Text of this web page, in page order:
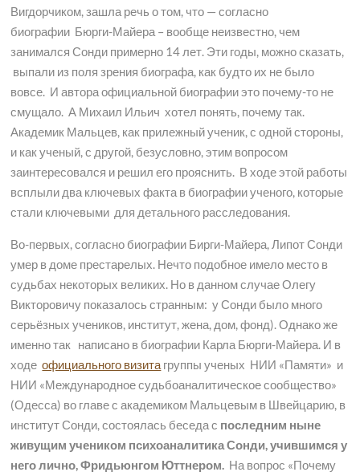
Вигдорчиком, зашла речь о том, что — согласно
биографии Бюрги-Майера – вообще неизвестно, чем
занимался Сонди примерно 14 лет. Эти годы, можно сказать,
выпали из поля зрения биографа, как будто их не было
вовсе. И автора официальной биографии это почему-то не
смущало. А Михаил Ильич хотел понять, почему так.
Академик Мальцев, как прилежный ученик, с одной стороны,
и как ученый, с другой, безусловно, этим вопросом
заинтересовался и решил его прояснить. В ходе этой работы
всплыли два ключевых факта в биографии ученого, которые
стали ключевыми для детального расследования.
Во-первых, согласно биографии Бирги-Майера, Липот Сонди
умер в доме престарелых. Нечто подобное имело место в
судьбах некоторых великих. Но в данном случае Олегу
Викторовичу показалось странным: у Сонди было много
серьёзных учеников, институт, жена, дом, фонд). Однако же
именно так написано в биографии Карла Бюрги-Майера. И в
ходеофициального визита группы ученых НИИ «Памяти» и
НИИ «Международное судьбоаналитическое сообщество»
(Одесса) во главе с академиком Мальцевым в Швейцарию, в
институт Сонди, состоялась беседа с последним ныне
живущим учеником психоаналитика Сонди, учившимся у
него лично, Фридьюнгом Юттнером. На вопрос «Почему